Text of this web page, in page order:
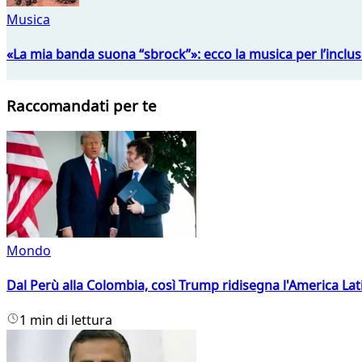
Musica
«La mia banda suona “sbrock”»: ecco la musica per
Raccomandati per te
Mondo
Dal Perù alla Colombia, così Trump ridisegna l'America
1 min di lettura